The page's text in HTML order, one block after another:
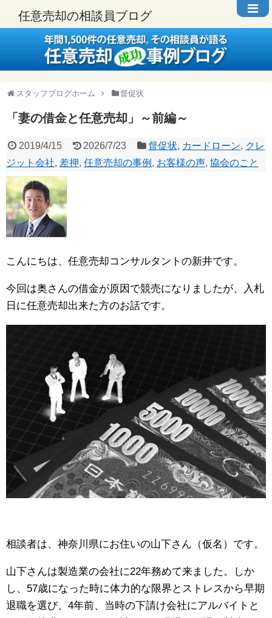
任意売却の相談員ブログ
スタッフブログホーム 督促状
「妻の借金と任意売却」～前編～
2019/4/15 2026/7/23 督促状, カードローン, クレ
ジット会社, 差押, 任意売却の事例 , お客様の声, 協会のこと
こんにちは、任意売却コンサルタントの新井です。
今回は奥さんの借金が原因で競売になりましたが、入札
日に任意売却出来た方のお話です。
相談者は、神奈川県にお住いの山下さん（仮名）です。
山下さんは製造業の会社に22年務めて来ました。しか
し、57歳になった時に体力的な限界とストレスから早期
退職を選び、4年前、当時の下請け会社にアルバイトと